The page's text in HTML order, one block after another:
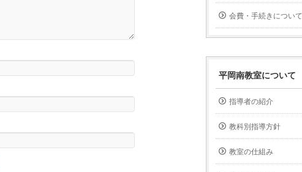
会費・手続きについて
平岡南教室について
指導者の紹介
教科別指導方針
教室の仕組み